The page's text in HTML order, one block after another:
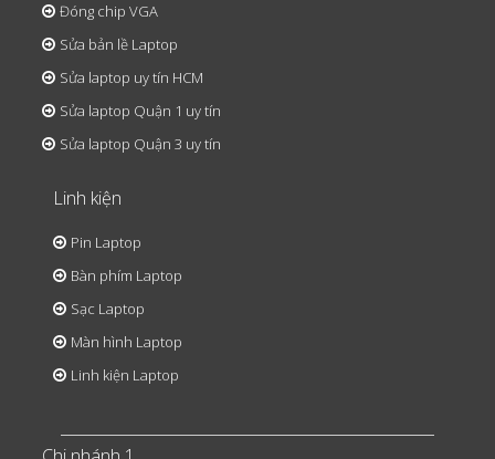
Đóng chip VGA
Sửa bản lề Laptop
Sửa laptop uy tín HCM
Sửa laptop Quận 1 uy tín
Sửa laptop Quận 3 uy tín
Linh kiện
Pin Laptop
Bàn phím Laptop
Sạc Laptop
Màn hình Laptop
Linh kiện Laptop